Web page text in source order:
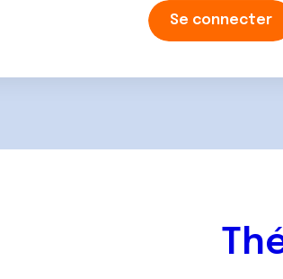
Se connecter